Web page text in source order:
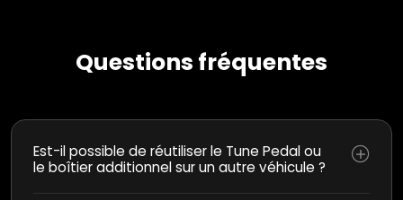
Questions fréquentes
Est-il possible de réutiliser le Tune Pedal ou
le boîtier additionnel sur un autre véhicule ?